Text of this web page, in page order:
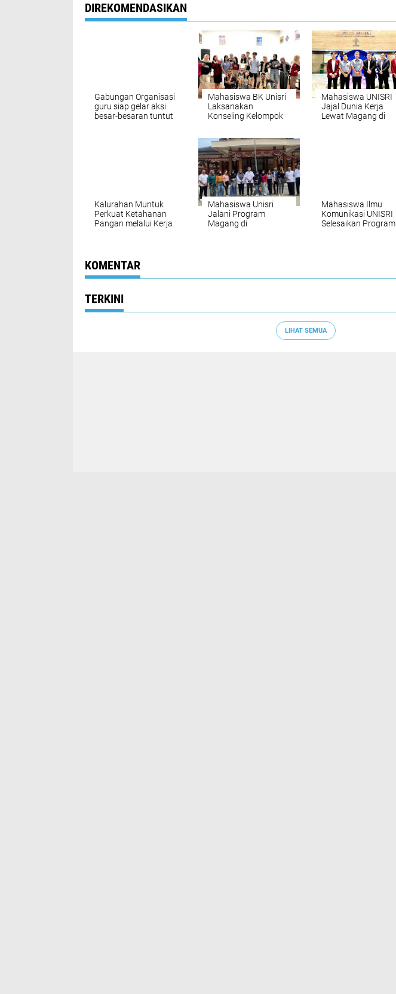
DIREKOMENDASIKAN
Gabungan Organisasi
guru siap gelar aksi
besar-besaran tuntut
Mahasiswa BK Unisri
Laksanakan
Konseling Kelompok
Mahasiswa UNISRI
Jajal Dunia Kerja
Lewat Magang di
Kalurahan Muntuk
Perkuat Ketahanan
Pangan melalui Kerja
Korea Selatan
Mahasiswa Unisri
Jalani Program
Magang di
Mahasiswa Ilmu
Komunikasi UNISRI
Selesaikan Program
KOMENTAR
TERKINI
LIHAT SEMUA